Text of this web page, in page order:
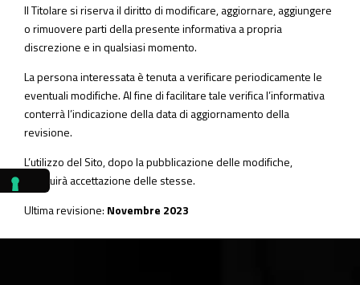
Il Titolare si riserva il diritto di modificare, aggiornare, aggiungere
o rimuovere parti della presente informativa a propria
discrezione e in qualsiasi momento.
La persona interessata è tenuta a verificare periodicamente le
eventuali modifiche. Al fine di facilitare tale verifica l’informativa
conterrà l’indicazione della data di aggiornamento della
revisione.
L’utilizzo del Sito, dopo la pubblicazione delle modifiche,
costituirà accettazione delle stesse.
Ultima revisione: Novembre 2023